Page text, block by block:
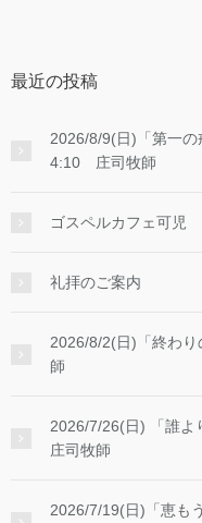
最近の投稿
2026/8/9(日)「第一
4:10 庄司牧師
ゴスペルカフェ可児
礼拝のご案内
2026/8/2(日)「終わ
師
2026/7/26(日) 「誰よ
庄司牧師
2026/7/19(日)「恵も